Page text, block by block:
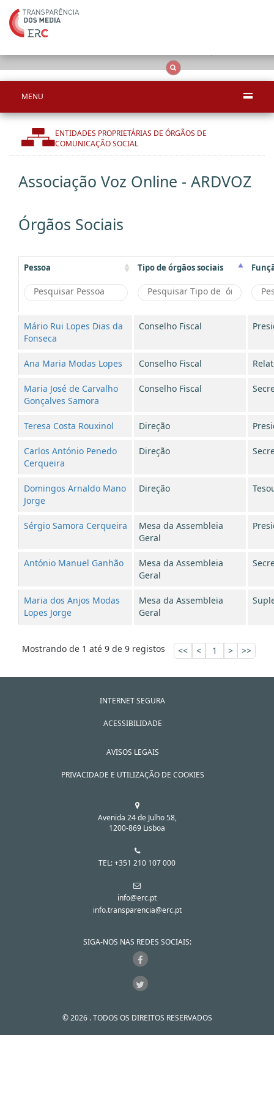
MENU
ENTIDADES PROPRIETÁRIAS DE ÓRGÃOS DE
COMUNICAÇÃO SOCIAL
Associação Voz Online - ARDVOZ
Órgãos Sociais
Pessoa Tipo de órgãos sociais
Mário Rui Lopes Dias da
Fonseca
Conselho Fiscal
Ana Maria Modas Lopes Conselho Fiscal
Maria José de Carvalho
Gonçalves Samora
Conselho Fiscal
Teresa Costa Rouxinol Direção
Carlos António Penedo
Cerqueira
Direção
Domingos Arnaldo Mano
Jorge
Direção
Sérgio Samora Cerqueira
Mesa da Assembleia
Geral
António Manuel Ganhão
Mesa da Assembleia
Geral
Maria dos Anjos Modas
Lopes Jorge
Mesa da Assembleia
Geral
Mostrando de 1 até 9 de 9 registos << < 1 > >>
INTERNET SEGURA
ACESSIBILIDADE
AVISOS LEGAIS
PRIVACIDADE E UTILIZAÇÃO DE COOKIES
Avenida 24 de Julho 58,
1200-869 Lisboa
TEL: +351 210 107 000
info@erc.pt
info.transparencia@erc.pt
SIGA-NOS NAS REDES SOCIAIS:
© 2026 . TODOS OS DIREITOS RESERVADOS